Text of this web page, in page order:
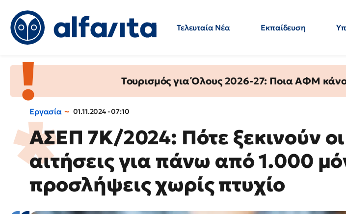
Τελευταία Νέα Εκπαίδευση
Τουρισμός για Όλους 2026-27: Ποια ΑΦΜ
Εργασία 01.11.2024 - 07:10
ΑΣΕΠ 7Κ/2024: Πότε ξεκινούν οι
αιτήσεις για πάνω από 1.000
προσλήψεις χωρίς πτυχίο